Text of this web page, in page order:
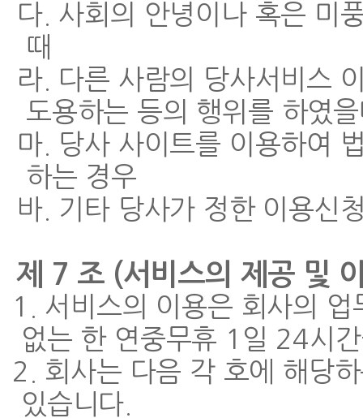
다. 사회의 안녕이나 혹은 미
때
라. 다른 사람의 당사서비스
도용하는 등의 행위를 하였
마. 당사 사이트를 이용하여
하는 경우
바. 기타 당사가 정한 이용신
제 7 조 (서비스의 제공 및
1. 서비스의 이용은 회사의
없는 한 연중무휴 1일 24시
2. 회사는 다음 각 호에 해당
있습니다.